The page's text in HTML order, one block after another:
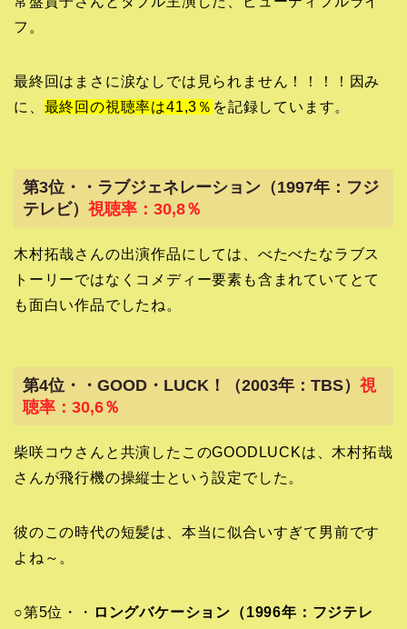
フ。
最終回はまさに涙なしでは見られません！！！！因み
に、 最終回の視聴率は41,3％ を記録しています。
第3位・・ラブジェネレーション（1997年：フジ
テレビ） 視聴率：30,8％
木村拓哉さんの出演作品にしては、べたべたなラブス
トーリーではなくコメディー要素も含まれていてとて
も面白い作品でしたね。
第4位・・GOOD・LUCK！（2003年：TBS） 視
聴率：30,6％
柴咲コウさんと共演したこのGOODLUCKは、木村拓哉
さんが飛行機の操縦士という設定でした。
彼のこの時代の短髪は、本当に似合いすぎて男前です
よね～。
○第5位・・ ロングバケーション（1996年：フジテレ